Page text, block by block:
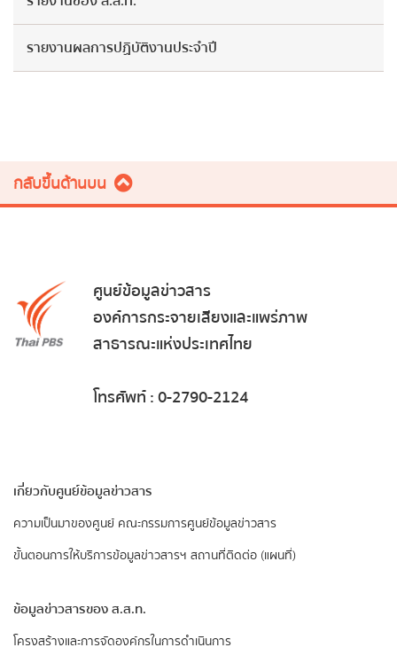
รายงานผลการปฏิบัติงานประจำปี
กลับขึ้นด้านบน
ศูนย์ข้อมูลข่าวสาร
องค์การกระจายเสียงและแพร่ภาพ
สาธารณะแห่งประเทศไทย
โทรศัพท์ : 0-2790-2124
เกี่ยวกับศูนย์ข้อมูลข่าวสาร
ความเป็นมาของศูนย์ คณะกรรมการศูนย์ข้อมูลข่าวสาร
ขั้นตอนการให้บริการข้อมูลข่าวสารฯ สถานที่ติดต่อ (แผนที่)
ข้อมูลข่าวสารของ ส.ส.ท.
​โครงสร้างและการจัดองค์กรในการดำเนินการ